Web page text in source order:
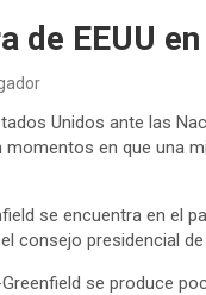
de EEUU
Unidos ante las
en que una
se encuentra en el
consejo presidencial
se produce